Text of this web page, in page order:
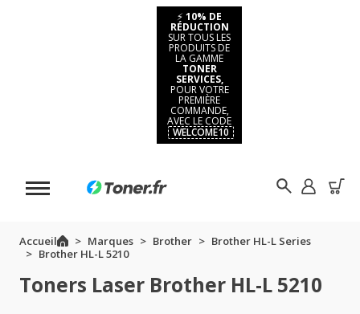
⚡ 10% DE
RÉDUCTION
SUR TOUS LES
PRODUITS DE
LA GAMME
TONER
SERVICES,
POUR VOTRE
PREMIÈRE
COMMANDE,
AVEC LE CODE
WELCOME10
Accueil Marques Brother
Brother HL-L Series
Brother HL-L 5210
Toners Laser Brother HL-L 5210